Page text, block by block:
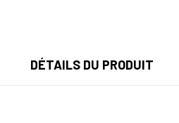
DÉTAILS DU PRODUIT